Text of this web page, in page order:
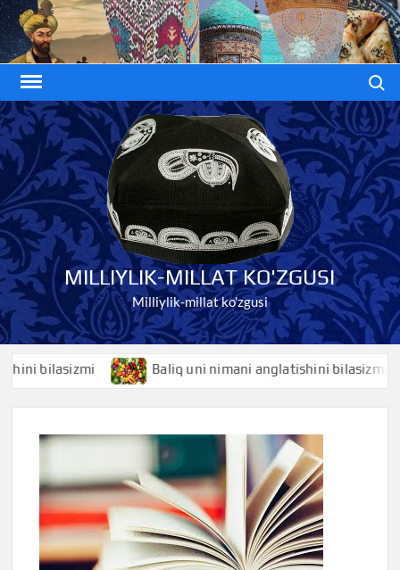
Skip
to
content
MILLIYLIK-MILLAT KO'ZGUSI
Milliylik-millat ko'zgusi
bilasizmi Baliq uni nimani anglatishini bilasizmi